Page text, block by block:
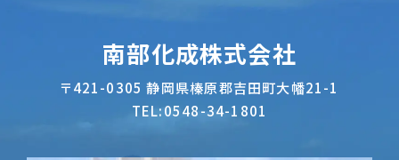
南部化成株式会社
〒421-0305 静岡県榛原郡吉田町大幡21-1
TEL:0548-34-1801